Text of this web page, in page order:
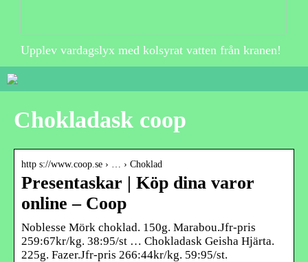
Upplev vardagslyx med kolsyrat vatten från kranen!
Chokladask coop
http s://www.coop.se › … › Choklad
Presentaskar | Köp dina varor
online – Coop
Noblesse Mörk choklad. 150g. Marabou.Jfr-pris
259:67kr/kg. 38:95/st … Chokladask Geisha Hjärta.
225g. Fazer.Jfr-pris 266:44kr/kg. 59:95/st.